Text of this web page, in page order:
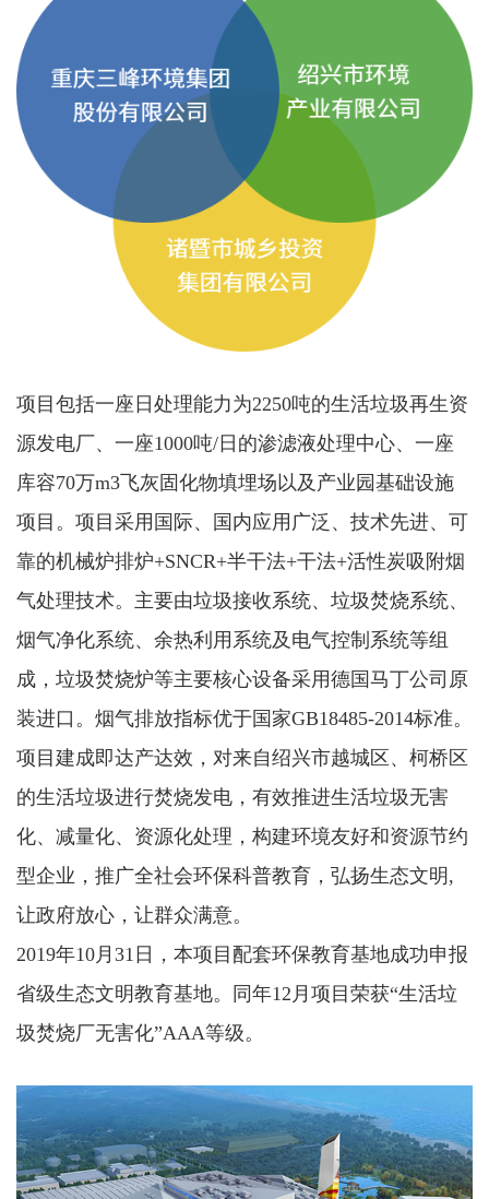
项目包括一座日处理能力为2250吨的生活垃圾再生资
源发电厂、一座1000吨/日的渗滤液处理中心、一座
库容70万m3飞灰固化物填埋场以及产业园基础设施
项目。项目采用国际、国内应用广泛、技术先进、可
靠的机械炉排炉+SNCR+半干法+干法+活性炭吸附烟
气处理技术。主要由垃圾接收系统、垃圾焚烧系统、
烟气净化系统、余热利用系统及电气控制系统等组
成，垃圾焚烧炉等主要核心设备采用德国马丁公司原
装进口。烟气排放指标优于国家GB18485-2014标准。
项目建成即达产达效，对来自绍兴市越城区、柯桥区
的生活垃圾进行焚烧发电，有效推进生活垃圾无害
化、减量化、资源化处理，构建环境友好和资源节约
型企业，推广全社会环保科普教育，弘扬生态文明,
让政府放心，让群众满意。
2019年10月31日，本项目配套环保教育基地成功申报
省级生态文明教育基地。同年12月项目荣获“生活垃
圾焚烧厂无害化”AAA等级。